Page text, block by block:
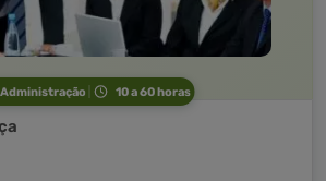
Administração 10 a 60 horas